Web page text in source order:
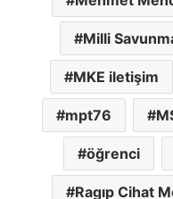
Milli
MKE iletişim
mpt76
öğrenci
Ragıp Cihat